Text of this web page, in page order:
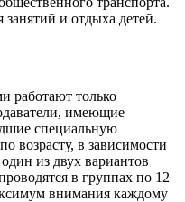
занятий и отдыха детей.
работают только
имеющие
специальную
возрасту, в зависимости
один из двух вариантов
в группах по 12
внимания каждому